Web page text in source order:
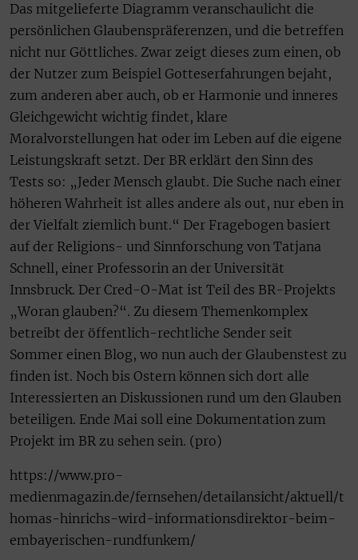
Das mitgelieferte Diagramm veranschaulicht die
persönlichen Glaubenspräferenzen, und die betreffen
nicht nur Göttliches. Zwar zeigt dieses zum einen, ob
der Nutzer zum Beispiel Gotteserfahrungen bejaht,
zum anderen aber auch, ob er Harmonie und inneres
Gleichgewicht wichtig findet, klare
Moralvorstellungen hat oder im Leben auf die eigene
Leistungskraft setzt. Der BR erklärt den Sinn des
Tests so: „Jeder Mensch glaubt. Die Suche nach einer
höheren Wahrheit ist alles andere als out, nur eben in
der Vielfalt ziemlich bunt.“ Der Fragebogen basiert
auf der Religions- und Sinnforschung von Tatjana
Schnell, einer Professorin an der Universität
Innsbruck. Der Cred-O-Mat ist Teil des BR-Projekts
„Woran glauben?“. Zu diesem Themenkomplex
betreibt der öffentlich-rechtliche Sender seit
Sommer einen Blog, wo nun auch der Glaubenstest zu
finden ist. Noch bis Ostern können sich dort alle
Interessierten an Diskussionen rund um den Glauben
beteiligen. Ende Mai soll eine Dokumentation zum
Projekt im BR zu sehen sein. (pro)
https://www.pro-
medienmagazin.de/fernsehen/detailansicht/aktuell/t
homas-hinrichs-wird-informationsdirektor-beim-
embayerischen-rundfunkem/